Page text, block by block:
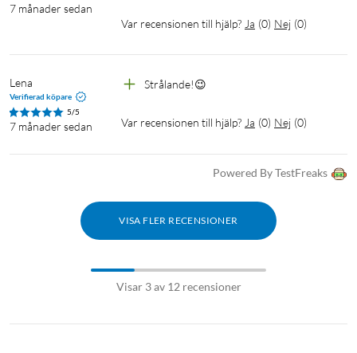
7 månader sedan
Var recensionen till hjälp? Ja (0) Nej (0)
Lena
Verifierad köpare
5/5
7 månader sedan
Strålande!😉
Var recensionen till hjälp? Ja (0) Nej (0)
Powered By TestFreaks
VISA FLER RECENSIONER
Visar 3 av 12 recensioner